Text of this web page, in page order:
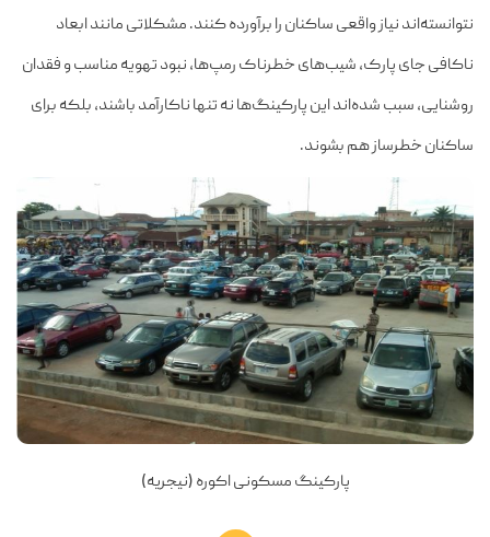
نتوانسته‌اند نیاز واقعی ساکنان را برآورده کنند. مشکلاتی مانند ابعاد
ناکافی جای پارک، شیب‌های خطرناک رمپ‌ها، نبود تهویه مناسب و فقدان
روشنایی، سبب شده‌اند این پارکینگ‌ها نه تنها ناکارآمد باشند، بلکه برای
ساکنان خطرساز هم بشوند.
پارکینگ مسکونی اکوره (نیجریه)